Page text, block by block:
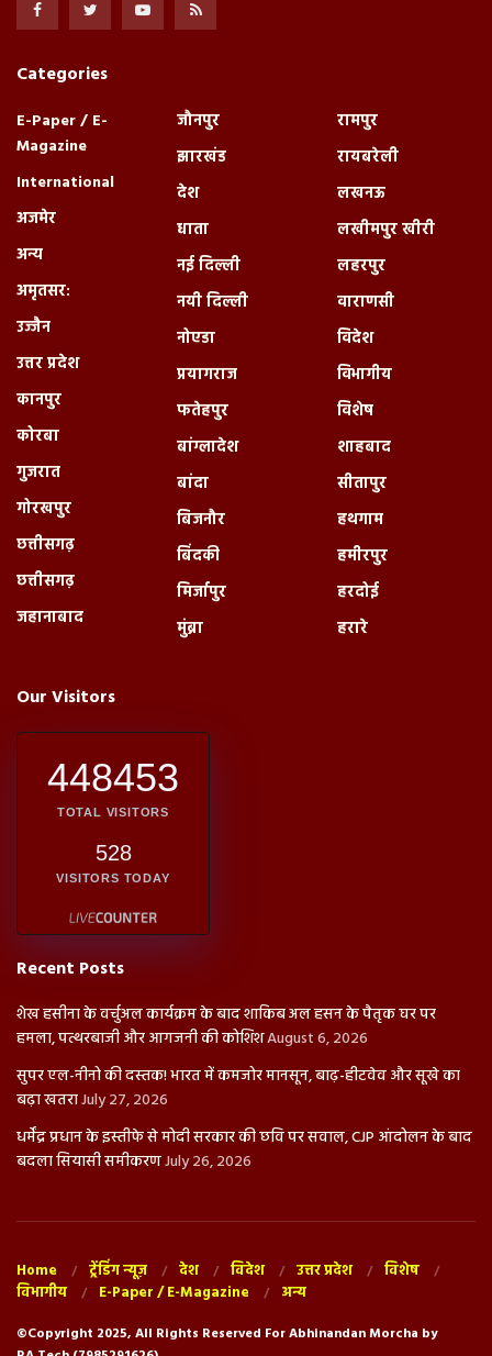
Categories
E-Paper / E-
Magazine
International
अजमेर
अन्य
अमृतसर:
उज्जैन
उत्तर प्रदेश
कानपुर
कोरबा
गुजरात
गोरखपुर
छत्तीसगढ़
छत्तीसगढ़
जहानाबाद
जौनपुर
झारखंड
देश
धाता
नई दिल्ली
नयी दिल्ली
नोएडा
प्रयागराज
फतेहपुर
बांग्लादेश
बांदा
बिजनौर
बिंदकी
मिर्जापुर
मुंब्रा
रामपुर
रायबरेली
लखनऊ
लखीमपुर खीरी
लहरपुर
वाराणसी
विदेश
विभागीय
विशेष
शाहबाद
सीतापुर
हथगाम
हमीरपुर
हरदोई
हरारे
Our Visitors
448453
TOTAL VISITORS
528
VISITORS TODAY
Recent Posts
शेख हसीना के वर्चुअल कार्यक्रम के बाद शाकिब अल हसन के पैतृक घर पर
हमला, पत्थरबाजी और आगजनी की कोशिशAugust 6, 2026
सुपर एल-नीनो की दस्तक! भारत में कमजोर मानसून, बाढ़-हीटवेव और सूखे का
बढ़ा खतराJuly 27, 2026
धर्मेंद्र प्रधान के इस्तीफे से मोदी सरकार की छवि पर सवाल, CJP आंदोलन के बाद
बदला सियासी समीकरणJuly 26, 2026
Home ट्रेंडिंग न्यूज़ देश विदेश उत्तर प्रदेश
विशेष
विभागीय
E-Paper / E-Magazine अन्य
©Copyright 2025, All Rights Reserved For Abhinandan Morcha by